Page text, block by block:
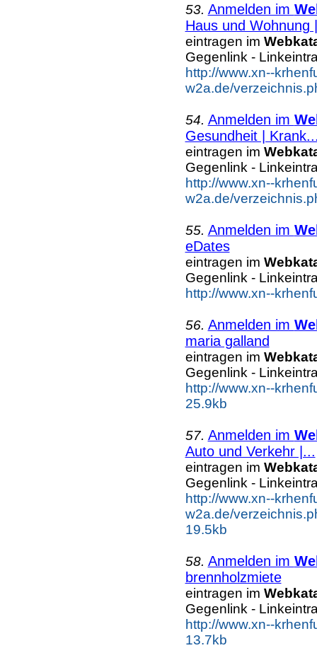
53. Anmelden im
Haus und Wohnung
eintragen im
Gegenlink -
http://www.xn--
w2a.de/
54. Anmelden im
Gesundheit |
eintragen im
Gegenlink -
http://www.xn--
w2a.de/
55. Anmelden im
eDates
eintragen im
Gegenlink -
http://www.xn--
56. Anmelden im
maria galland
eintragen im
Gegenlink -
http://www.xn--
25.9kb
57. Anmelden im
Auto und Verkehr |...
eintragen im
Gegenlink -
http://www.xn--
w2a.de/
19.5kb
58. Anmelden im
brennholzmiete
eintragen im
Gegenlink -
http://www.xn--
13.7kb